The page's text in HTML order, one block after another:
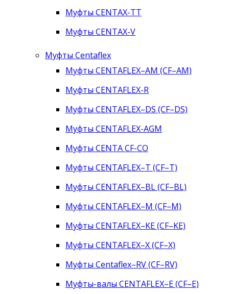
Муфты CENTAX-TT
Муфты CENTAX-V
Муфты Centaflex
Муфты CENTAFLEX–AM (CF–AM)
Муфты CENTAFLEX-R
Муфты CENTAFLEX–DS (CF–DS)
Муфты CENTAFLEX-AGM
Муфты CENTA CF-CO
Муфты CENTAFLEX–T (CF–T)
Муфты CENTAFLEX–BL (CF–BL)
Муфты CENTAFLEX–M (CF–M)
Муфты CENTAFLEX–KE (CF–KE)
Муфты CENTAFLEX–X (CF–X)
Муфты Centaflex–RV (CF–RV)
Муфты-валы CENTAFLEX–E (CF–E)